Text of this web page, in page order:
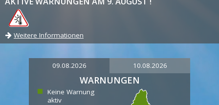
Weitere Informationen
09.08.2026 10.08.2026
WARNUNGEN
Keine Warnung
aktiv